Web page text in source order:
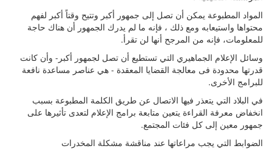
المواد المطبوعة يمكن أن تصل إلى جمهور أكبر وتتيح وقتاً أكبر لفهم
محتواها واستيعابه ومع ذلك ، فإنه ما لم يدرك الجمهور أن هناك حاجة
للمعلومات، فإنه من المرجح أنها لن تقرأ.
وسائل الإعلام الجماهيري التي تستطيع أن تصل لجمهور أكبر- وأن كانت
قدرتها محدودة فى معالجة القضايا المعقدة - هي عناصر مساعدة نافعة
للبرامج الأخرى.
في البلاد التي يتعذر فيها الاتصال عن طريق الكلمة المطبوعة بسبب
انخفاض معرفة القراءة يتعين متابعة برامج الإعلام لتعدى تأثيرها على
جمهور معين إلى كل فئات المجتمع.
الضوابط التي يجب مراعاتها عند مناقشة مشكلة المخدرات